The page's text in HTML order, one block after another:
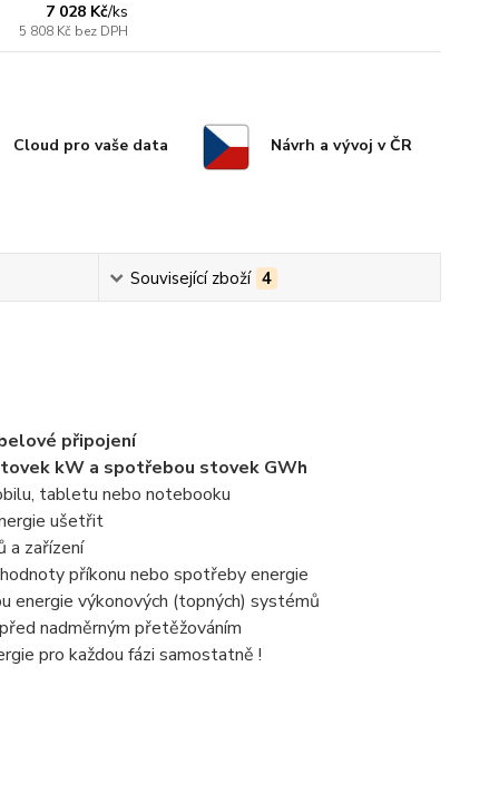
7 028 Kč/ks
5 808 Kč bez DPH
Cloud pro vaše data Návrh a vývoj v ČR
Související zboží 4
připojení
kW a spotřebou stovek GWh
tabletu nebo notebooku
ušetřit
a zařízení
příkonu nebo spotřeby energie
energie výkonových (topných) systémů
nadměrným přetěžováním
pro každou fázi samostatně !